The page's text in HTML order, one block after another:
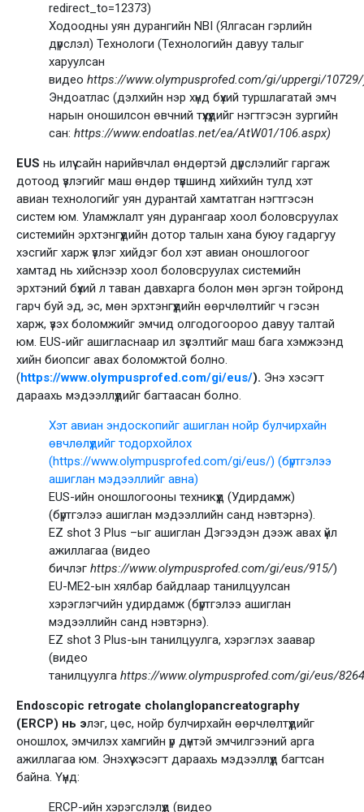
redirect_to=12373)
Ходоодны уян дурангийн NBI (Ялгасан гэрлийн
дүрслэл) Технологи (Технологийн давуу талыг
харуулсан
видео https://www.olympusprofed.com/gi/uppergi/
Эндоатлас (дэлхийн нэр хүнд бүхий туршлагатай эмч
нарын оношилсон өвчний түүхүүдийг нэгтгэсэн зургийн
сан: https://www.endoatlas.net/ea/AtW01/106.aspx)
EUS нь илүү сайн нарийвчлал өндөртэй дүрслэлийг гаргаж
дотоод үзлэгийг маш өндөр түвшинд хийхийн тулд хэт
авиан технологийг уян дурантай хамтатган нэгтгэсэн
систем юм. Уламжлалт уян дурангаар хоол боловсруулах
системийн эрхтэнгүүдийн дотор талын хана буюу гадаргуу
хэсгийг харж үзлэг хийдэг бол хэт авиан оношлогоог
хамтад нь хийснээр хоол боловсруулах системийн
эрхтэний бүхий л таван давхарга болон мөн эргэн тойронд
гарч буй эд, эс, мөн эрхтэнгүүдийн өөрчлөлтийг ч гэсэн
харж, үзэх боломжийг эмчид олгодогоороо давуу талтай
юм. EUS-ийг ашигласнаар ил зүсэлтийг маш бага хэмжээнд
хийн биопсиг авах боломжтой болно.
(https://www.olympusprofed.com/gi/eus/). Энэ хэсэгт
дараахь мэдээллүүдийг багтаасан болно.
Хэт авиан эндоскопийг ашиглан нойр булчирхайн
өвчлөлүүдийг тодорхойлох
(https://www.olympusprofed.com/gi/eus/) (бүртгэлээ
ашиглан мэдээллийг авна)
EUS-ийн оношлогооны техникүүд (Удирдамж)
(бүртгэлээ ашиглан мэдээллийн санд нэвтэрнэ).
EZ shot 3 Plus –ыг ашиглан Дэгээдэн дээж авах үйл
ажиллагаа (видео
бичлэг https://www.olympusprofed.com/gi/eus/915/)
EU-ME2-ын хялбар байдлаар танилцуулсан
хэрэглэгчийн удирдамж (бүртгэлээ ашиглан
мэдээллийн санд нэвтэрнэ).
EZ shot 3 Plus-ын танилцуулга, хэрэглэх заавар
(видео
танилцуулга https://www.olympusprofed.com/gi/eus/
Endoscopic retrogate cholanglopancreatography
(ERCP) нь элэг, цөс, нойр булчирхайн өөрчлөлтүүдийг
оношлох, эмчилэх хамгийн үр дүнтэй эмчилгээний арга
ажиллагаа юм. Энэхүү хэсэгт дараахь мэдээллүүд багтсан
байна. Үүнд:
ERCP-ийн хэрэгслэлүүд (видео